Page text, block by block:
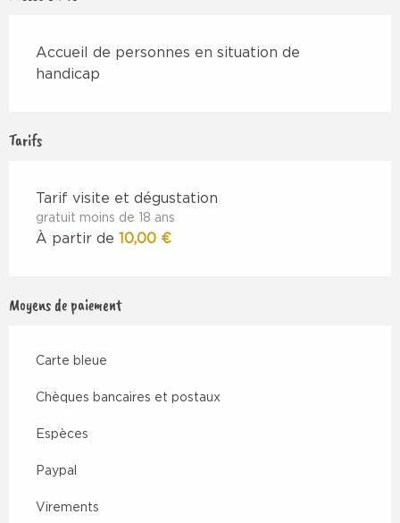
Accueil de personnes en situation de
handicap
Tarifs
Tarif visite et dégustation
gratuit moins de 18 ans
À partir de 10,00 €
Moyens de paiement
Carte bleue
Chèques bancaires et postaux
Espèces
Paypal
Virements